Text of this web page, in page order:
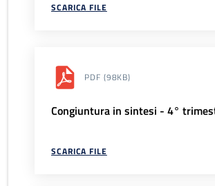
SCARICA FILE
PDF (98KB)
Congiuntura in sintesi - 4°
SCARICA FILE